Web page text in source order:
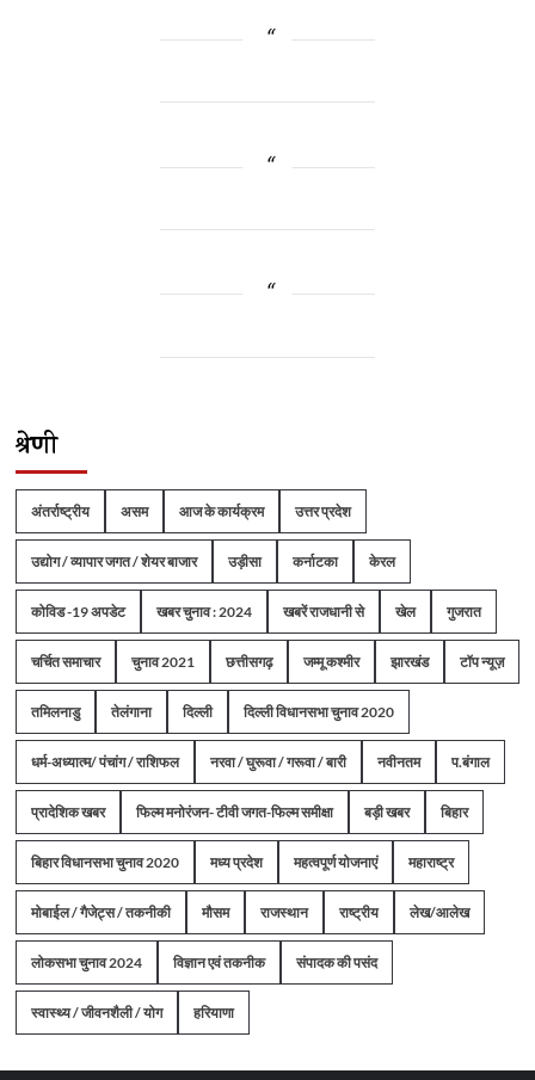
श्रेणी
अंतर्राष्ट्रीय असम आज के कार्यक्रम उत्तर प्रदेश
उद्योग / व्यापार जगत / शेयर बाजार उड़ीसा कर्नाटका केरल
कोविड -19 अपडेट खबर चुनाव : 2024 खबरें राजधानी से खेल गुजरात
चर्चित समाचार चुनाव 2021 छत्तीसगढ़ जम्मू कश्मीर झारखंड टॉप न्यूज़
तमिलनाडु तेलंगाना दिल्ली दिल्ली विधानसभा चुनाव 2020
धर्म-अध्यात्म/ पंचांग / राशिफल नरवा / घुरूवा / गरूवा / बारी नवीनतम प.बंगाल
प्रादेशिक खबर फिल्म मनोरंजन- टीवी जगत-फिल्म समीक्षा बड़ी खबर बिहार
बिहार विधानसभा चुनाव 2020 मध्य प्रदेश महत्वपूर्ण योजनाएं महाराष्ट्र
मोबाईल / गैजेट्स / तकनीकी मौसम राजस्थान राष्ट्रीय लेख/आलेख
लोकसभा चुनाव 2024 विज्ञान एवं तकनीक संपादक की पसंद
स्वास्थ्य / जीवनशैली / योग हरियाणा